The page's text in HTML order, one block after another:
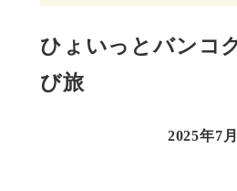
ひょいっとバンコ
び旅
2025年7